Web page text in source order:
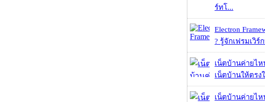
ร์ทโ...
Electron
? รู้จักเฟรมเวิร์
เน็ตบ้านค่ายไห
เน็ตบ้านให้ตรง
เน็ตบ้านค่ายไห